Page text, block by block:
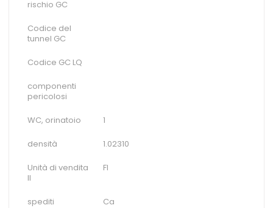
rischio GC
Codice del
tunnel GC
Codice GC LQ
componenti
pericolosi
WC, orinatoio 1
densità 1.02310
Unità di vendita
II
Fl
spediti Ca